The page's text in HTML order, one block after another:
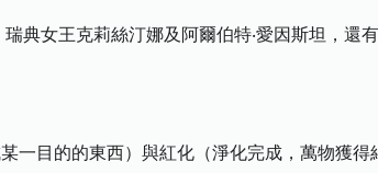
女王克莉絲汀娜及阿爾伯特‧愛因斯坦，還
目的的東西）與紅化（淨化完成，萬物獲得